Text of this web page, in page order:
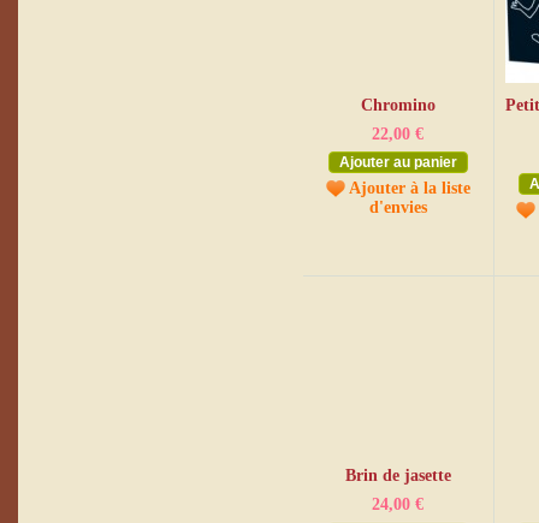
Chromino
22,00 €
Ajouter au panier
Ajouter à la liste
d'envies
Brin de jasette
24,00 €